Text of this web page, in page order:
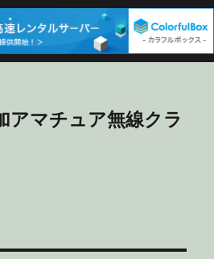
アマチュア無線クラ